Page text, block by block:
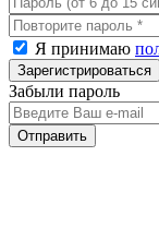
Я принимаю
Забыли пароль